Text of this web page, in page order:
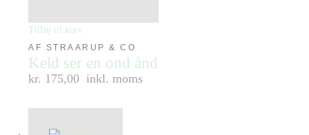
Tilføj til kurv
AF STRAARUP & CO
Keld ser en ond ånd
kr. 175,00 inkl. moms